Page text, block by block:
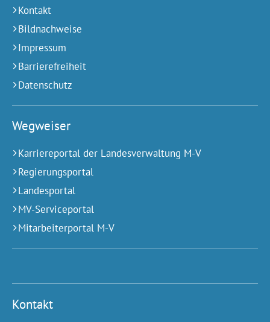
Kontakt
Bildnachweise
Impressum
Barrierefreiheit
Datenschutz
Wegweiser
Karriereportal der Landesverwaltung M-V
Regierungsportal
Landesportal
MV-Serviceportal
Mitarbeiterportal M-V
Kontakt